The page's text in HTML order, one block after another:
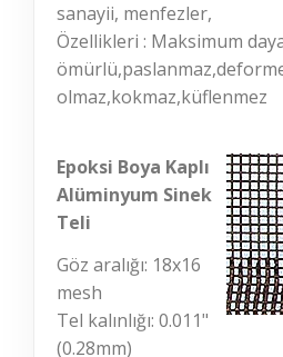
sanayii, menfezler,
Özellikleri : Maksimum
olmaz,kokmaz,küflenmez
Epoksi Boya Kaplı
Alüminyum Sinek
Teli
Göz aralığı: 18x16
mesh
Tel kalınlığı: 0.011"
(0.28mm)